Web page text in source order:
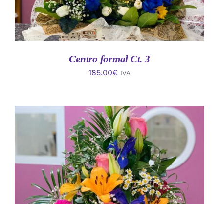
Centro formal Ct. 3
185.00€ IVA
AÑADIR AL CARRITO
/